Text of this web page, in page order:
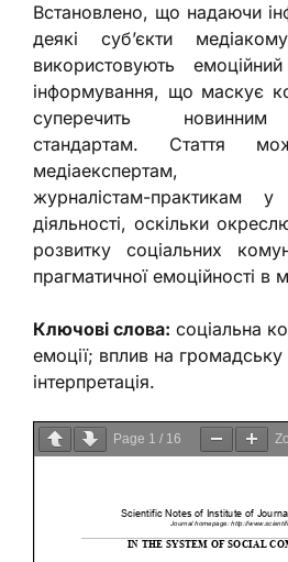
Встановлено, що надаючи
деякі суб’єкти
використовують
інформування, що маскує
суперечить новинним
стандартам. Стаття
медіаекспертам,
журналістам-практикам у
діяльності, оскільки
розвитку соціальних
прагматичної емоційності в
Ключові слова: соціальна
емоції; вплив на
інтерпретація.
Page 1 / 16